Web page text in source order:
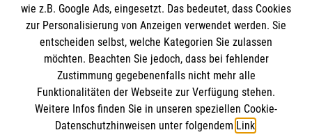
Datenschutz
Barrierefreiheit
Kontakt
Medizinproduktesicherheit
Die Malteser
Malteser in Deutschland
Malteserorden
Sharepoint
Spendenkonto
wie z.B. Google Ads, eingesetzt. Das bedeutet, dass Cookies
zur Personalisierung von Anzeigen verwendet werden. Sie
entscheiden selbst, welche Kategorien Sie zulassen
möchten. Beachten Sie jedoch, dass bei fehlender
Zustimmung gegebenenfalls nicht mehr alle
Funktionalitäten der Webseite zur Verfügung stehen.
Weitere Infos finden Sie in unseren speziellen Cookie-
Datenschutzhinweisen unter folgendem Link.